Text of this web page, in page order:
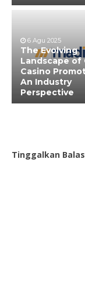
6 Agu 2025
The Evolving
Landscape of
Casino
An Industry
Perspective
Tinggalkan